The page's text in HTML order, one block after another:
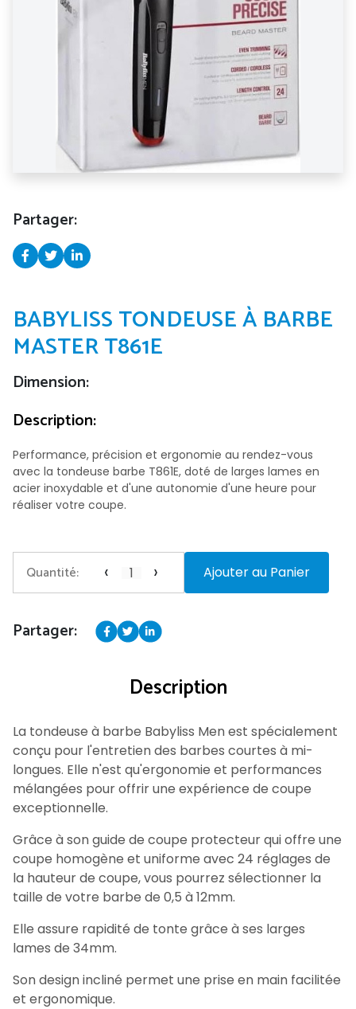
Partager:
BABYLISS TONDEUSE À BARBE
MASTER T861E
Dimension:
Description:
Performance, précision et ergonomie au rendez-vous
avec la tondeuse barbe T861E, doté de larges lames en
acier inoxydable et d'une autonomie d'une heure pour
réaliser votre coupe.
Quantité: ‹ › Ajouter au Panier
Partager:
Description
La tondeuse à barbe Babyliss Men est spécialement
conçu pour l'entretien des barbes courtes à mi-
longues. Elle n'est qu'ergonomie et performances
mélangées pour offrir une expérience de coupe
exceptionnelle.
Grâce à son guide de coupe protecteur qui offre une
coupe homogène et uniforme avec 24 réglages de
la hauteur de coupe, vous pourrez sélectionner la
taille de votre barbe de 0,5 à 12mm.
Elle assure rapidité de tonte grâce à ses larges
lames de 34mm.
Son design incliné permet une prise en main facilitée
et ergonomique.